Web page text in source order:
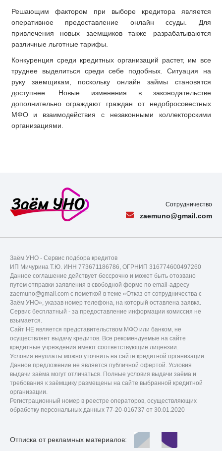
Решающим фактором при выборе кредитора является
оперативное предоставление онлайн ссуды. Для
привлечения новых заемщиков также разрабатываются
различные льготные тарифы.
Конкуренция среди кредитных организаций растет, им все
труднее выделиться среди себе подобных. Ситуация на
руку заемщикам, поскольку онлайн займы становятся
доступнее. Новые изменения в законодательстве
дополнительно ограждают граждан от недобросовестных
МФО и взаимодействия с незаконными коллекторскими
организациями.
Сотрудничество
zaemuno@gmail.com
Заём УНО - Сервис подбора кредитов
ИП Мичурина Т.Ю. ИНН 773671186786, ОГРНИП 316774600497260
Данное соглашение действует бессрочно и может быть отозвано
путем отправки заявления в свободной форме по email-адресу
zaemuno@gmail.com с пометкой в теме «Отказ от сотрудничества c
Заём УНО», указав номер телефона, на который оставлена заявка.
Сервис бесплатный - за предоставление информации комиссия не
взымается.
Сайт НЕ является представительством МФО или банком, не
осуществляет выдачу кредитов. Все рекомендуемые на сайте
кредитные учреждения имеют соответствующие лицензии.
Условия неуплаты можно уточнить на сайте кредитной организации.
Данное предложение не является публичной офертой. Условия
выдачи заёма могут отличаться. Полные условия выдачи заёма и
требования к заёмщику размещены на сайте выбранной кредитной
организации.
Регистрационный номер в реестре операторов, осуществляющих
обработку персональных данных 77-20-016737 от 30.01.2020
Отписка от рекламных материалов: